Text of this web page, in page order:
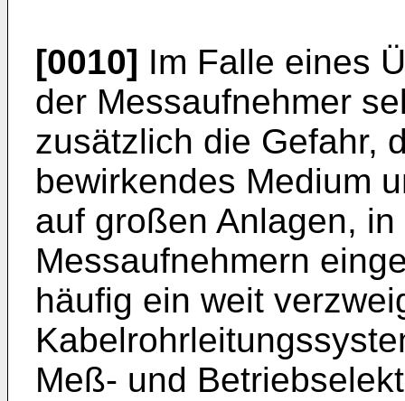
[0010] Im Falle eines
der Messaufnehmer
zusätzlich die Gefahr,
bewirkendes Medium
auf großen Anlagen,
Messaufnehmern
häufig ein weit
Meß- und